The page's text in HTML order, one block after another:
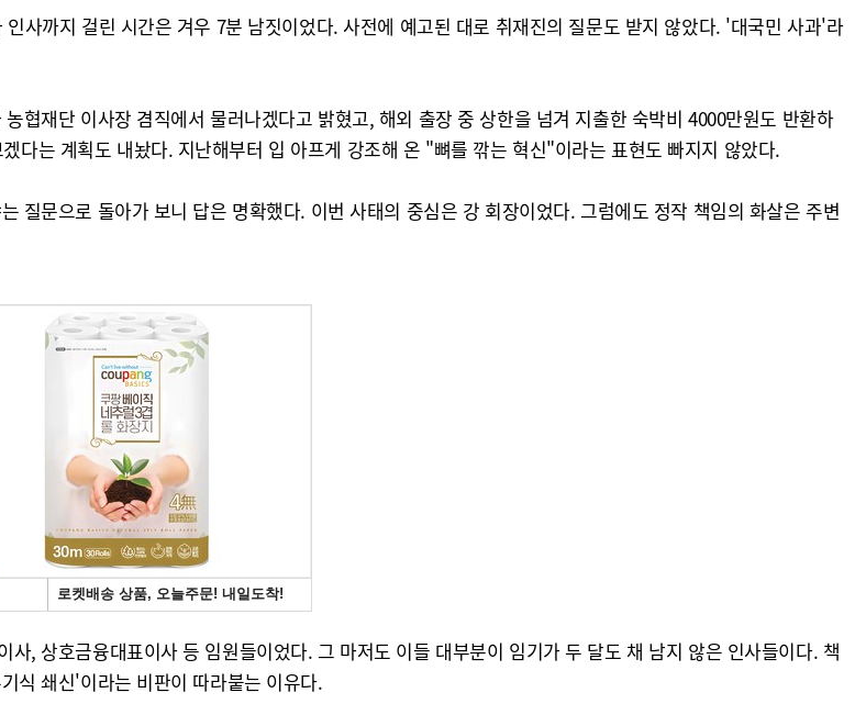
사까지 걸린 시간은 겨우 7분 남짓이었다. 사전에 예고된 대로 취재진의 질문도 받지 않았다. '대국민 사과'라
협재단 이사장 겸직에서 물러나겠다고 밝혔고, 해외 출장 중 상한을 넘겨 지출한 숙박비 4000만원도 반환하
다는 계획도 내놨다. 지난해부터 입 아프게 강조해 온 "뼈를 깎는 혁신"이라는 표현도 빠지지 않았다.
질문으로 돌아가 보니 답은 명확했다. 이번 사태의 중심은 강 회장이었다. 그럼에도 정작 책임의 화살은 주변
, 상호금융대표이사 등 임원들이었다. 그 마저도 이들 대부분이 임기가 두 달도 채 남지 않은 인사들이다. 책
식 쇄신'이라는 비판이 따라붙는 이유다.